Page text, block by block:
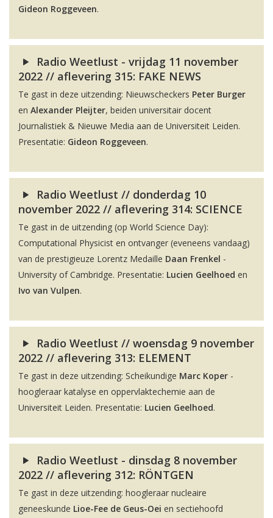
Gideon Roggeveen.
Radio Weetlust - vrijdag 11 november
2022 // aflevering 315: FAKE NEWS
Te gast in deze uitzending: Nieuwscheckers Peter Burger
en Alexander Pleijter, beiden universitair docent
Journalistiek & Nieuwe Media aan de Universiteit Leiden.
Presentatie: Gideon Roggeveen.
Radio Weetlust // donderdag 10
november 2022 // aflevering 314: SCIENCE
Te gast in de uitzending (op World Science Day):
Computational Physicist en ontvanger (eveneens vandaag)
van de prestigieuze Lorentz Medaille Daan Frenkel -
University of Cambridge. Presentatie: Lucien Geelhoed en
Ivo van Vulpen.
Radio Weetlust // woensdag 9 november
2022 // aflevering 313: ELEMENT
Te gast in deze uitzending: Scheikundige Marc Koper -
hoogleraar katalyse en oppervlaktechemie aan de
Universiteit Leiden. Presentatie: Lucien Geelhoed.
Radio Weetlust - dinsdag 8 november
2022 // aflevering 312: RÖNTGEN
Te gast in deze uitzending: hoogleraar nucleaire
geneeskunde Lioe-Fee de Geus-Oei en sectiehoofd